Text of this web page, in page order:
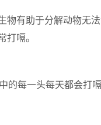
物有助于分解动物无
嗝。
的每一头每天都会打嗝